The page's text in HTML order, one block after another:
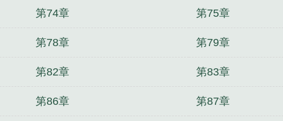
第74章 第75章
第78章 第79章
第82章 第83章
第86章 第87章